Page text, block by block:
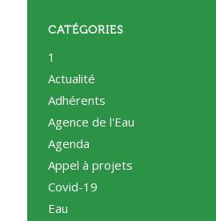
CATÉGORIES
1
Actualité
Adhérents
Agence de l'Eau
Agenda
Appel à projets
Covid-19
Eau